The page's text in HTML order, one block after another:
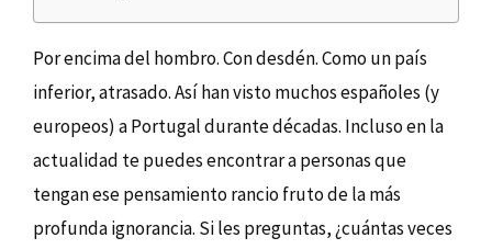
Por encima del hombro. Con desdén. Como un país
inferior, atrasado. Así han visto muchos españoles (y
europeos) a Portugal durante décadas. Incluso en la
actualidad te puedes encontrar a personas que
tengan ese pensamiento rancio fruto de la más
profunda ignorancia. Si les preguntas, ¿cuántas veces